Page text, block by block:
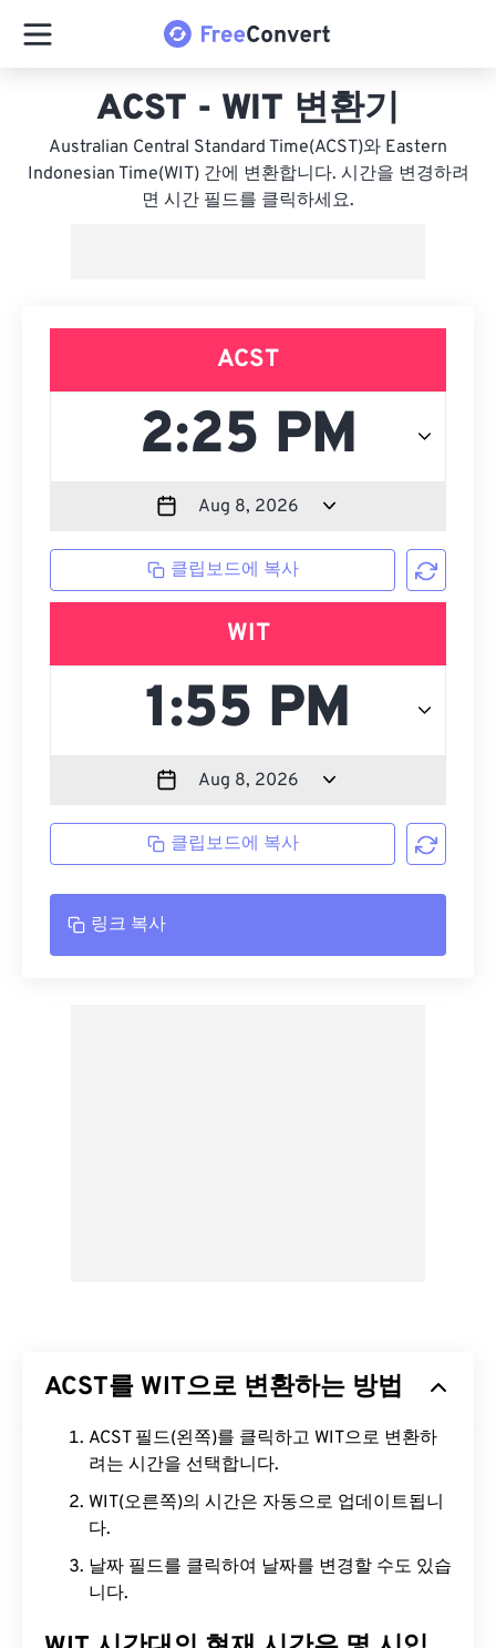
ACST - WIT 변환기
Australian Central Standard Time(ACST)와 Eastern
Indonesian Time(WIT) 간에 변환합니다. 시간을 변경하려
면 시간 필드를 클릭하세요.
ACST
클립보드에 복사
WIT
클립보드에 복사
링크 복사
ACST를 WIT으로 변환하는 방법
ACST 필드(왼쪽)를 클릭하고 WIT으로 변환하
려는 시간을 선택합니다.
WIT(오른쪽)의 시간은 자동으로 업데이트됩니
다.
날짜 필드를 클릭하여 날짜를 변경할 수도 있습
니다.